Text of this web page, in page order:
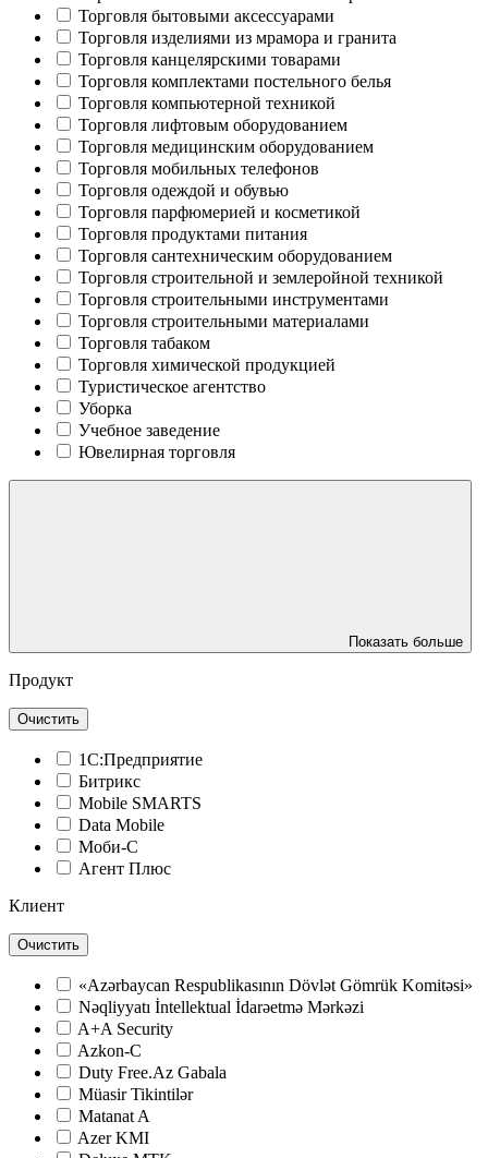
Торговля бытовыми аксессуарами
Торговля изделиями из мрамора и гранита
Торговля канцелярскими товарами
Торговля комплектами постельного белья
Торговля компьютерной техникой
Торговля лифтовым оборудованием
Торговля медицинским оборудованием
Торговля мобильных телефонов
Торговля одеждой и обувью
Торговля парфюмерией и косметикой
Торговля продуктами питания
Торговля сантехническим оборудованием
Торговля строительной и землеройной техникой
Торговля строительными инструментами
Торговля строительными материалами
Торговля табаком
Торговля химической продукцией
Туристическое агентство
Уборка
Учебное заведение
Ювелирная торговля
Показать больше
Продукт
Очистить
1С:Предприятие
Битрикс
Mobile SMARTS
Data Mobile
Моби-С
Агент Плюс
Клиент
Очистить
«Azərbaycan Respublikasının Dövlət Gömrük Komitəsi»
Nəqliyyatı İntellektual İdarəetmə Mərkəzi
A+A Security
Azkon-C
Duty Free.Az Gabala
Müasir Tikintilər
Matanat A
Azer KMI